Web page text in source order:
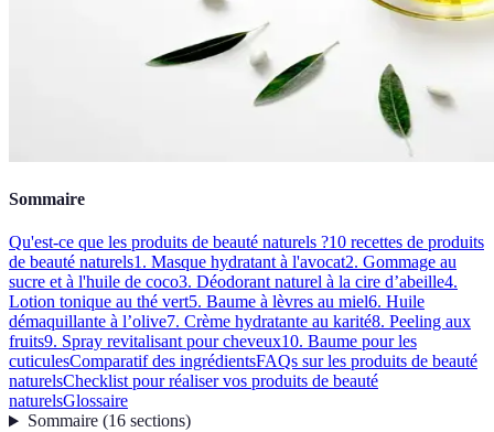
Sommaire
Qu'est-ce que les produits de beauté naturels ?10 recettes de produits
de beauté naturels1. Masque hydratant à l'avocat2. Gommage au
sucre et à l'huile de coco3. Déodorant naturel à la cire d’abeille4.
Lotion tonique au thé vert5. Baume à lèvres au miel6. Huile
démaquillante à l’olive7. Crème hydratante au karité8. Peeling aux
fruits9. Spray revitalisant pour cheveux10. Baume pour les
cuticulesComparatif des ingrédientsFAQs sur les produits de beauté
naturelsChecklist pour réaliser vos produits de beauté
naturelsGlossaire
Sommaire(16 sections)